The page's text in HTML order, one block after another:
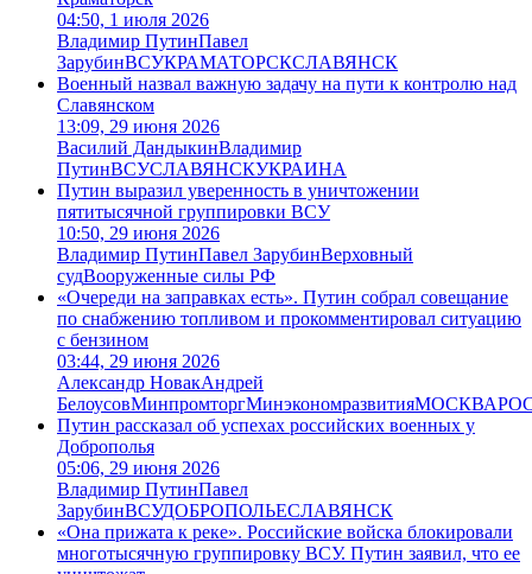
04:50, 1 июля 2026
Владимир ПутинПавел
ЗарубинВСУКРАМАТОРСКСЛАВЯНСК
Военный назвал важную задачу на пути к контролю над
Славянском
13:09, 29 июня 2026
Василий ДандыкинВладимир
ПутинВСУСЛАВЯНСКУКРАИНА
Путин выразил уверенность в уничтожении
пятитысячной группировки ВСУ
10:50, 29 июня 2026
Владимир ПутинПавел ЗарубинВерховный
судВооруженные силы РФ
«Очереди на заправках есть». Путин собрал совещание
по снабжению топливом и прокомментировал ситуацию
с бензином
03:44, 29 июня 2026
Александр НовакАндрей
БелоусовМинпромторгМинэкономразвитияМОСКВА
Путин рассказал об успехах российских военных у
Доброполья
05:06, 29 июня 2026
Владимир ПутинПавел
ЗарубинВСУДОБРОПОЛЬЕСЛАВЯНСК
«Она прижата к реке». Российские войска блокировали
многотысячную группировку ВСУ. Путин заявил, что ее